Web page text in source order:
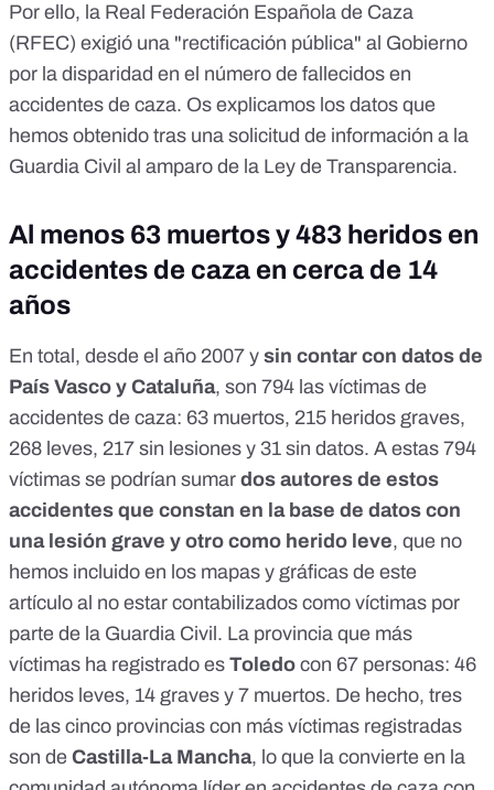
Por ello, la Real Federación Española de Caza
(RFEC) exigió una "rectificación pública" al Gobierno
por la disparidad en el número de fallecidos en
accidentes de caza. Os explicamos los datos que
hemos obtenido tras una solicitud de información a la
Guardia Civil al amparo de la Ley de Transparencia.
Al menos 63 muertos y 483 heridos en
accidentes de caza en cerca de 14
años
En total, desde el año 2007 y sin contar con datos de
País Vasco y Cataluña, son 794 las víctimas de
accidentes de caza: 63 muertos, 215 heridos graves,
268 leves, 217 sin lesiones y 31 sin datos. A estas 794
víctimas se podrían sumar dos autores de estos
accidentes que constan en la base de datos con
una lesión grave y otro como herido leve, que no
hemos incluido en los mapas y gráficas de este
artículo al no estar contabilizados como víctimas por
parte de la Guardia Civil. La provincia que más
víctimas ha registrado es Toledo con 67 personas: 46
heridos leves, 14 graves y 7 muertos. De hecho, tres
de las cinco provincias con más víctimas registradas
son de Castilla-La Mancha, lo que la convierte en la